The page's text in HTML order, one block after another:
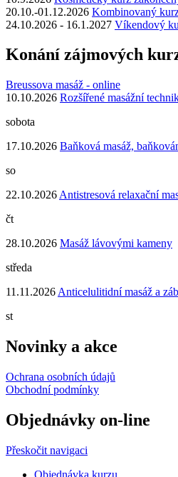
20.10.-01.12.2026 Kombinovaný
24.10.2026 - 16.1.2027 Víkendový
Konání zájmových
Breussova masáž - online
10.10.2026 Rozšířené masážní
sobota
17.10.2026 Baňková masáž,
so
22.10.2026 Antistresová relaxační
čt
28.10.2026 Masáž lávovými kameny
středa
11.11.2026 Anticelulitidní masáž a
st
Novinky a akce
Ochrana osobních údajů
Obchodní podmínky
Objednávky on-line
Přeskočit navigaci
Objednávka kurzu